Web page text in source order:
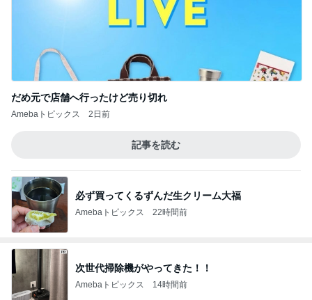
だめ元で店舗へ行ったけど売り切れ
Amebaトピックス 2日前
記事を読む
必ず買ってくるずんだ生クリーム大福
Amebaトピックス 22時間前
次世代掃除機がやってきた！！
Amebaトピックス 14時間前